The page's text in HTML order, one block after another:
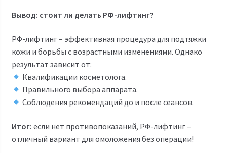
Вывод: стоит ли делать РФ-лифтинг?
РФ-лифтинг – эффективная процедура для подтяжки
кожи и борьбы с возрастными изменениями. Однако
результат зависит от:
Квалификации косметолога.
Правильного выбора аппарата.
Соблюдения рекомендаций до и после сеансов.
Итог: если нет противопоказаний, РФ-лифтинг –
отличный вариант для омоложения без операции!